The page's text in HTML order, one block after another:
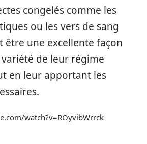
congelés comme les
ou les vers de sang
être une excellente façon
variété de leur régime
en leur apportant les
watch?v=ROyvibWrrck